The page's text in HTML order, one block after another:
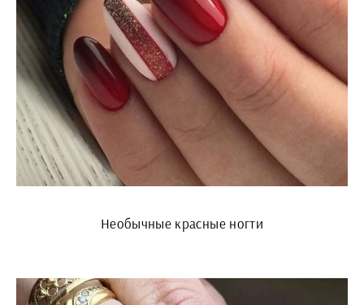
Необычные красные ногти